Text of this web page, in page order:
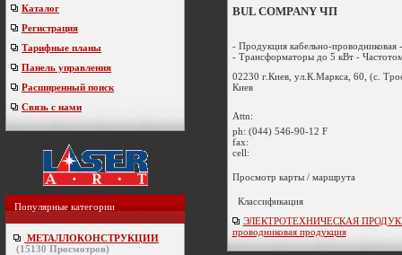
Каталог
Регистрация
Тарифные планы
Панель управления
Расширенный поиск
Связь с нами
Популярные категории
МЕТАЛЛОКОНСТРУКЦИИ
(15130 Просмотров)
BUL COMPANY ЧП
- Продукция кабельно-проводниковая
- Трансформаторы до 5 кВт -
02230 г.Киев, ул.К.Маркса, 60, (с.
Киев
Attn:
ph: (044) 546-90-12 F
fax:
cell:
Просмотр карты / маршрута
Классификация
ЭЛЕКТРОТЕХНИЧЕСКАЯ
проводниковая продукция